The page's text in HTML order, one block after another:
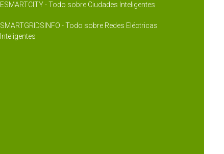
ESMARTCITY - Todo sobre Ciudades Inteligentes
SMARTGRIDSINFO - Todo sobre Redes Eléctricas
Inteligentes